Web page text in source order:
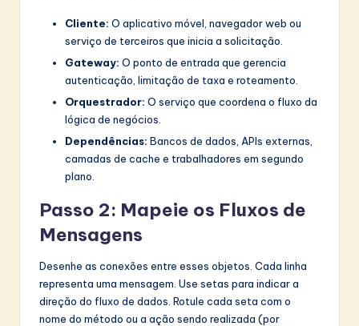
Cliente: O aplicativo móvel, navegador web ou
serviço de terceiros que inicia a solicitação.
Gateway: O ponto de entrada que gerencia
autenticação, limitação de taxa e roteamento.
Orquestrador: O serviço que coordena o fluxo da
lógica de negócios.
Dependências: Bancos de dados, APIs externas,
camadas de cache e trabalhadores em segundo
plano.
Passo 2: Mapeie os Fluxos de
Mensagens
Desenhe as conexões entre esses objetos. Cada linha
representa uma mensagem. Use setas para indicar a
direção do fluxo de dados. Rotule cada seta com o
nome do método ou a ação sendo realizada (por